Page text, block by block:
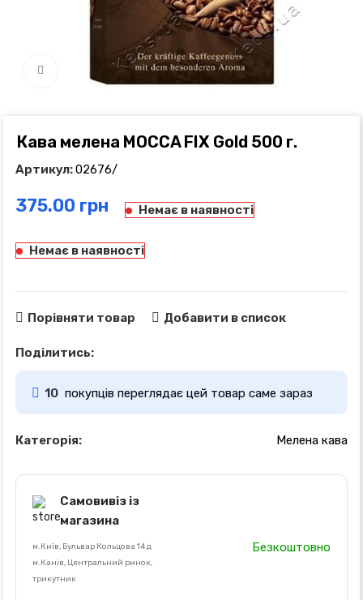
Click to enlarge
Кава мелена MOCCA FIX Gold 500 г.
Артикул:02676/
грн Немає в наявності
Немає в наявності
Порівняти товар Добавити в список
Поділитись:
10 покупців переглядає цей товар саме зараз
Категорія: Мелена кава
Самовивіз із
магазина
м.Київ, Бульвар Кольцова 14 д
м.Канів, Центральний ринок,
трикутник
Безкоштовно